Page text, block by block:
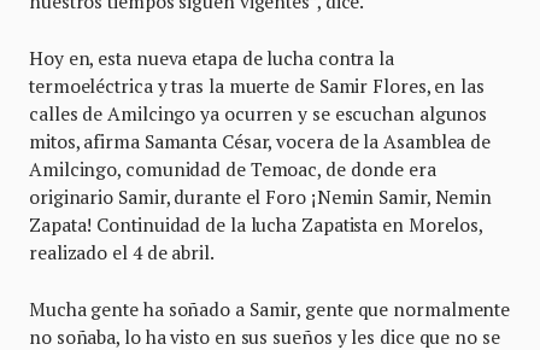
Hoy en, esta nueva etapa de lucha contra la
termoeléctrica y tras la muerte de Samir Flores, en las
calles de Amilcingo ya ocurren y se escuchan algunos
mitos, afirma Samanta César, vocera de la Asamblea de
Amilcingo, comunidad de Temoac, de donde era
originario Samir, durante el Foro ¡Nemin Samir, Nemin
Zapata! Continuidad de la lucha Zapatista en Morelos,
realizado el 4 de abril.
Mucha gente ha soñado a Samir, gente que normalmente
no soñaba, lo ha visto en sus sueños y les dice que no se